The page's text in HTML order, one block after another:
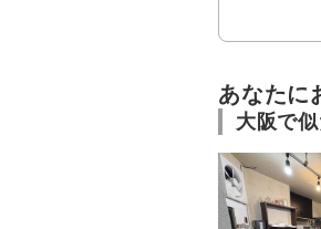
あなたに
大阪で